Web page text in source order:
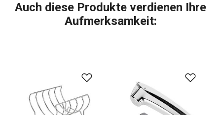
Auch diese Produkte verdienen Ihre
Aufmerksamkeit: